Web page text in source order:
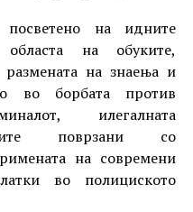
на идните
на обуките,
размената на знаења и
во борбата против
илегалната
поврзани со
на современи
во полициското